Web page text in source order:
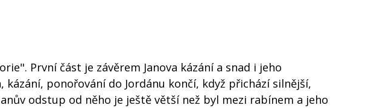
První část je závěrem Janova kázání a snad i jeho
kázání, ponořování do Jordánu končí, když přichází silnější,
odstup od něho je ještě větší než byl mezi rabínem a jeho